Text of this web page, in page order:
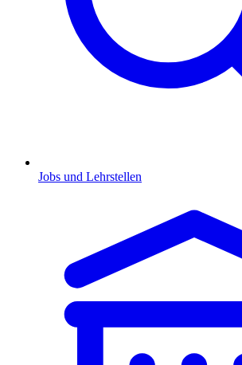
Jobs und Lehrstellen